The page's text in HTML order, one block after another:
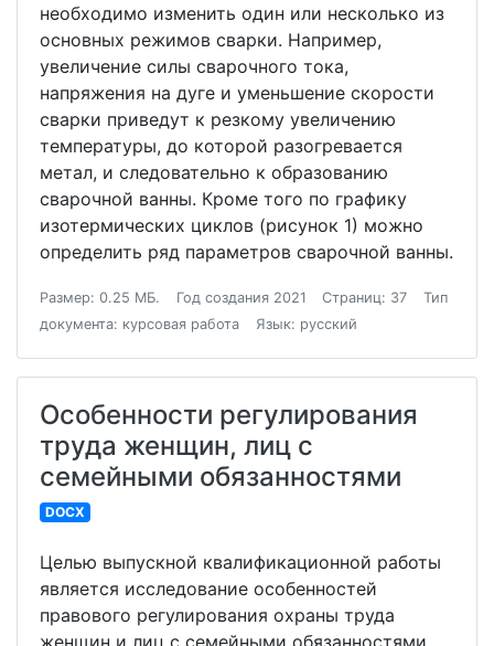
необходимо изменить один или несколько из
основных режимов сварки. Например,
увеличение силы сварочного тока,
напряжения на дуге и уменьшение скорости
сварки приведут к резкому увеличению
температуры, до которой разогревается
метал, и следовательно к образованию
сварочной ванны. Кроме того по графику
изотермических циклов (рисунок 1) можно
определить ряд параметров сварочной ванны.
Размер: 0.25 МБ. Год создания 2021 Страниц: 37
Тип
документа: курсовая работа
Язык: русский
Особенности регулирования
труда женщин, лиц с
семейными обязанностями
DOCX
Целью выпускной квалификационной работы
является исследование особенностей
правового регулирования охраны труда